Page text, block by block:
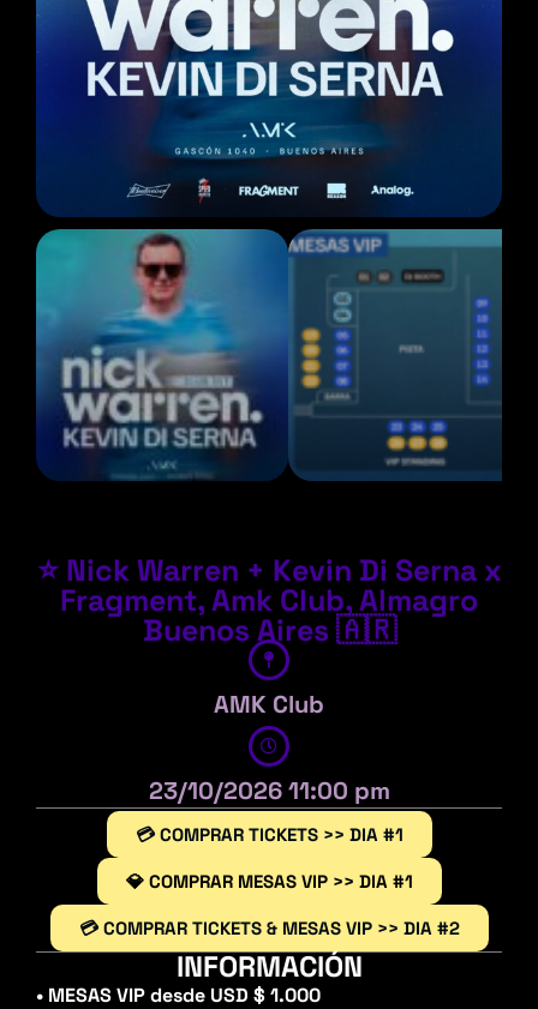
⭐ Nick Warren + Kevin Di Serna x
Fragment, Amk Club, Almagro
Buenos Aires 🇦🇷
AMK Club
23/10/2026 11:00 pm
💳 COMPRAR TICKETS >> DIA #1
💎 COMPRAR MESAS VIP >> DIA #1
💳 COMPRAR TICKETS & MESAS VIP >> DIA #2
INFORMACIÓN
• MESAS VIP desde USD $ 1.000